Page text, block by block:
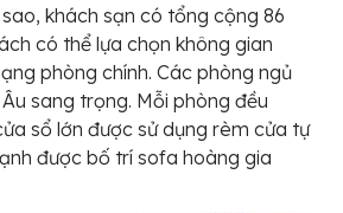
khách sạn có tổng cộng 86
có thể lựa chọn không gian
phòng chính. Các phòng ngủ
sang trọng. Mỗi phòng đều
sổ lớn được sử dụng rèm cửa tự
được bố trí sofa hoàng gia